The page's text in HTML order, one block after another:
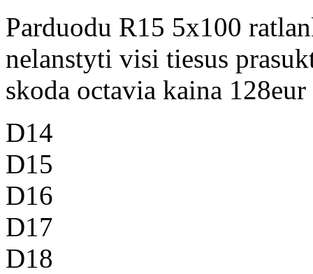
Parduodu R15 5x100
nelanstyti visi tiesus
skoda octavia kaina
D14
D15
D16
D17
D18